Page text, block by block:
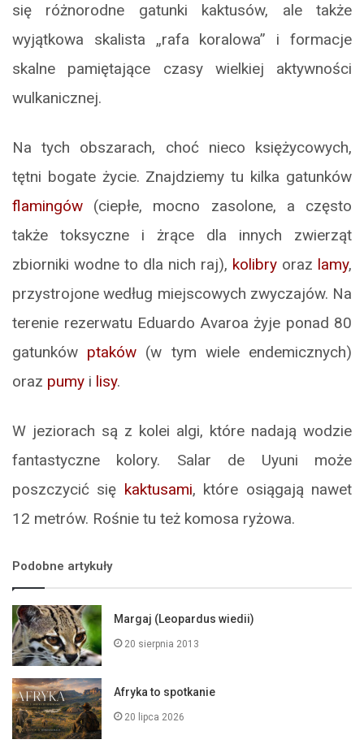
się różnorodne gatunki kaktusów, ale także
wyjątkowa skalista „rafa koralowa” i formacje
skalne pamiętające czasy wielkiej aktywności
wulkanicznej.
Na tych obszarach, choć nieco księżycowych,
tętni bogate życie. Znajdziemy tu kilka gatunków
flamingów (ciepłe, mocno zasolone, a często
także toksyczne i żrące dla innych zwierząt
zbiorniki wodne to dla nich raj), kolibry oraz lamy,
przystrojone według miejscowych zwyczajów. Na
terenie rezerwatu Eduardo Avaroa żyje ponad 80
gatunków ptaków (w tym wiele endemicznych)
oraz pumy i lisy.
W jeziorach są z kolei algi, które nadają wodzie
fantastyczne kolory. Salar de Uyuni może
poszczycić się kaktusami, które osiągają nawet
12 metrów. Rośnie tu też komosa ryżowa.
Podobne artykuły
Margaj (Leopardus wiedii)
20 sierpnia 2013
Afryka to spotkanie
20 lipca 2026